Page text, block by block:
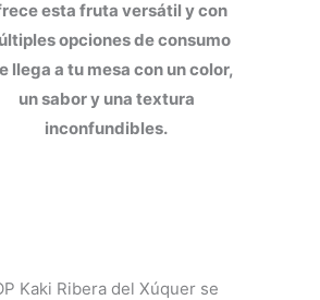
esta fruta versátil y con
opciones de consumo
llega a tu mesa con un color,
un sabor y una textura
inconfundibles.
Kaki Ribera del Xúquer se